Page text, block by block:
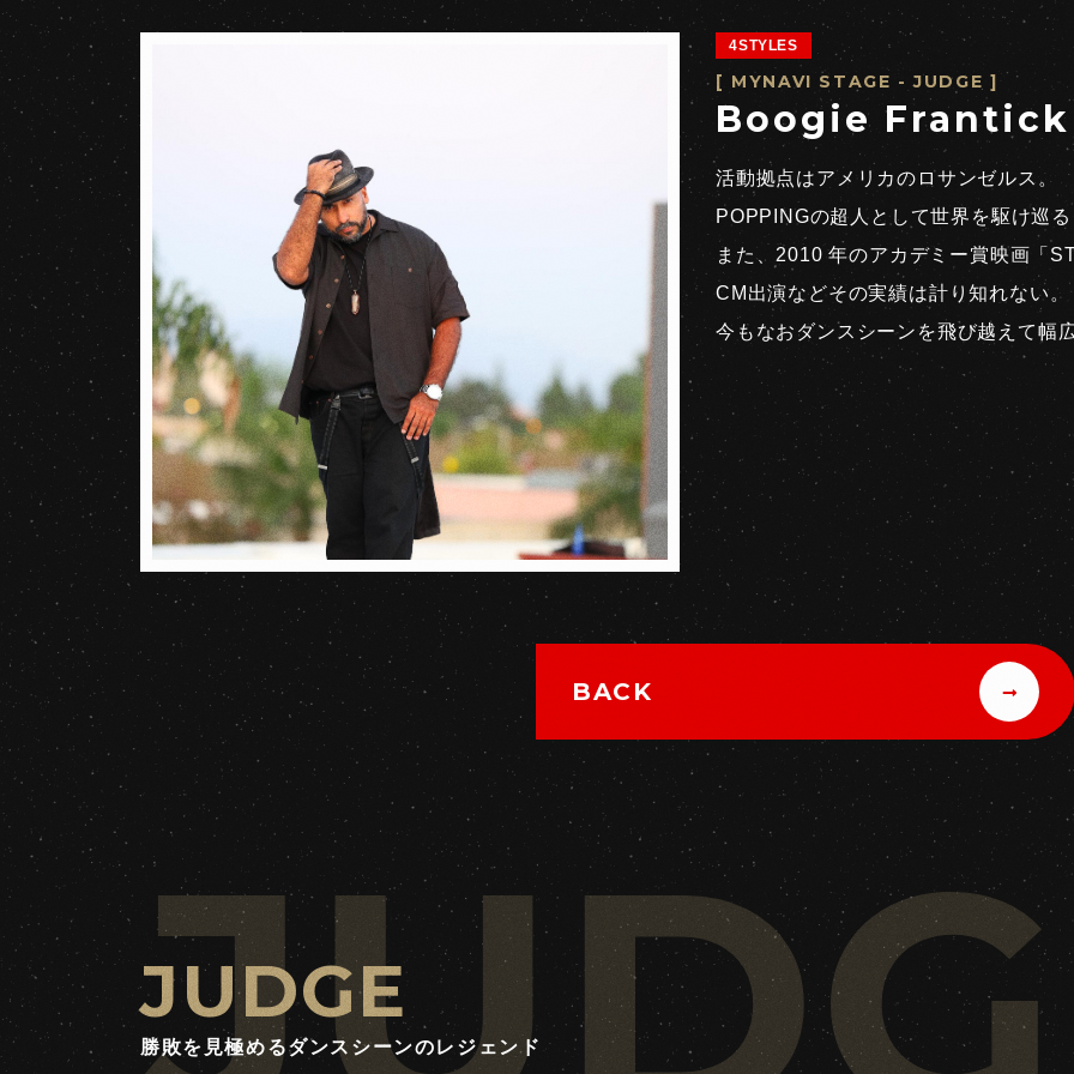
4STYLES
[ MYNAVI STAGE - JUDGE ]
Boogie Frantick
活動拠点はアメリカのロサンゼルス。
POPPINGの超人として世界を駆け巡
また、2010 年のアカデミー賞映画「
CM出演などその実績は計り知れない。
今もなおダンスシーンを飛び越えて幅
BACK
JUDGE
勝敗を見極めるダンスシーンのレジェンド